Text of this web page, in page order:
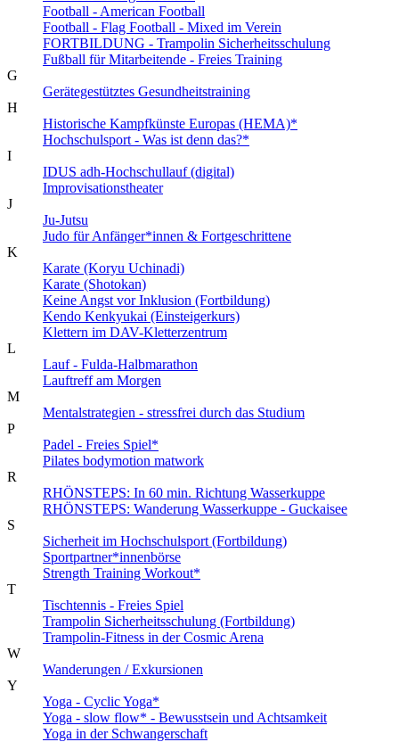
Football - American Football
Football - Flag Football - Mixed im Verein
FORTBILDUNG - Trampolin Sicherheitsschulung
Fußball für Mitarbeitende - Freies Training
G
Gerätegestütztes Gesundheitstraining
H
Historische Kampfkünste Europas (HEMA)*
Hochschulsport - Was ist denn das?*
I
IDUS adh-Hochschullauf (digital)
Improvisationstheater
J
Ju-Jutsu
Judo für Anfänger*innen & Fortgeschrittene
K
Karate (Koryu Uchinadi)
Karate (Shotokan)
Keine Angst vor Inklusion (Fortbildung)
Kendo Kenkyukai (Einsteigerkurs)
Klettern im DAV-Kletterzentrum
L
Lauf - Fulda-Halbmarathon
Lauftreff am Morgen
M
Mentalstrategien - stressfrei durch das Studium
P
Padel - Freies Spiel*
Pilates bodymotion matwork
R
RHÖNSTEPS: In 60 min. Richtung Wasserkuppe
RHÖNSTEPS: Wanderung Wasserkuppe - Guckaisee
S
Sicherheit im Hochschulsport (Fortbildung)
Sportpartner*innenbörse
Strength Training Workout*
T
Tischtennis - Freies Spiel
Trampolin Sicherheitsschulung (Fortbildung)
Trampolin-Fitness in der Cosmic Arena
W
Wanderungen / Exkursionen
Y
Yoga - Cyclic Yoga*
Yoga - slow flow* - Bewusstsein und Achtsamkeit
Yoga in der Schwangerschaft